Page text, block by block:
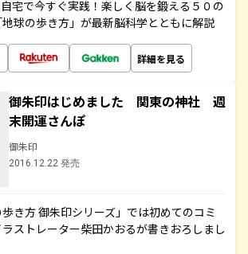
宅で今すぐ実践！楽しく脳を鍛える５０の
地球の歩き方」が最新脳科学とともに解説
詳細を見る
御朱印はじめました 関東の神社 週
末開運さんぽ
御朱印
2016.12.22 発売
き方 御朱印シリーズ」では初めてのコミ
ストレーター柴田かおるが書きおろしまし